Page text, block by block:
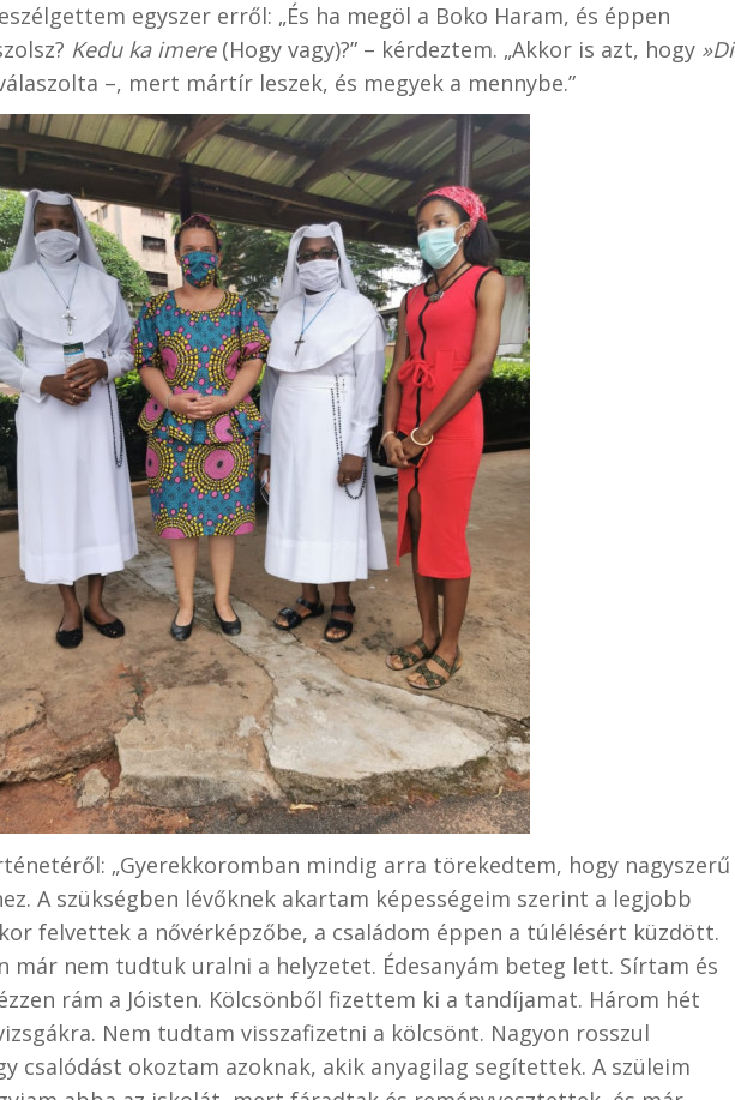
egyszer erről: „És ha megöl a Boko Haram, és éppen
Kedu ka imere(Hogy vagy)?” – kérdeztem. „Akkor is azt, hogy »Di
–, mert mártír leszek, és megyek a mennybe.”
„Gyerekkoromban mindig arra törekedtem, hogy nagyszerű
A szükségben lévőknek akartam képességeim szerint a legjobb
felvettek a nővérképzőbe, a családom éppen a túlélésért küzdött.
már nem tudtuk uralni a helyzetet. Édesanyám beteg lett. Sírtam és
rám a Jóisten. Kölcsönből fizettem ki a tandíjamat. Három hét
Nem tudtam visszafizetni a kölcsönt. Nagyon rosszul
csalódást okoztam azoknak, akik anyagilag segítettek. A szüleim